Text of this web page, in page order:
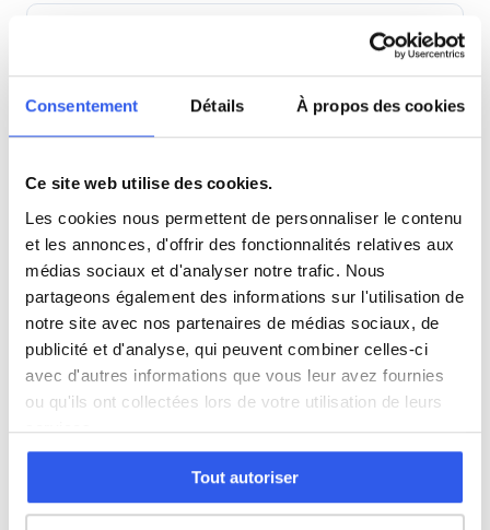
Consentement Détails À propos des cookies
Ce site web utilise des cookies.
Les cookies nous permettent de personnaliser le contenu
et les annonces, d'offrir des fonctionnalités relatives aux
médias sociaux et d'analyser notre trafic. Nous
partageons également des informations sur l'utilisation de
notre site avec nos partenaires de médias sociaux, de
publicité et d'analyse, qui peuvent combiner celles-ci
avec d'autres informations que vous leur avez fournies
ou qu'ils ont collectées lors de votre utilisation de leurs
services.
Tout autoriser
6ème (Collège)
5ème (Collège)
4ème (Collège)
3ème (Collège)